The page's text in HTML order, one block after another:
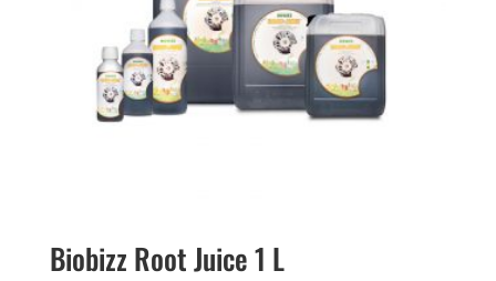
Biobizz Root Juice 1 L